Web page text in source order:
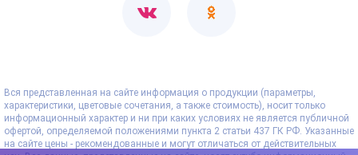
Вся представленная на сайте информация о продукции (параметры,
характеристики, цветовые сочетания, а также стоимость), носит только
информационный характер и ни при каких условиях не является публичной
офертой, определяемой положениями пункта 2 статьи 437 ГК РФ. Указанные
на сайте цены - рекомендованные и могут отличаться от действительных